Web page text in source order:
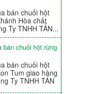
bán chuối hột
Hòa chất
Ty TNHH TẤN...
bán chuối hột rừng
bán chuối hột
Tum giao hàng
Ty TNHH TẤN